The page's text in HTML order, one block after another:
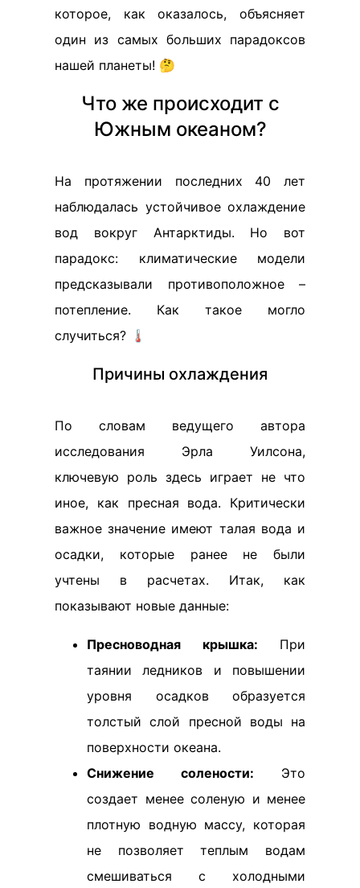
которое, как оказалось, объясняет
один из самых больших парадоксов
нашей планеты! 🤔
Что же происходит с
Южным океаном?
На протяжении последних 40 лет
наблюдалась устойчивое охлаждение
вод вокруг Антарктиды. Но вот
парадокс: климатические модели
предсказывали противоположное –
потепление. Как такое могло
случиться? 🌡️
Причины охлаждения
По словам ведущего автора
исследования Эрла Уилсона,
ключевую роль здесь играет не что
иное, как пресная вода. Критически
важное значение имеют талая вода и
осадки, которые ранее не были
учтены в расчетах. Итак, как
показывают новые данные:
Пресноводная крышка: При
таянии ледников и повышении
уровня осадков образуется
толстый слой пресной воды на
поверхности океана.
Снижение солености: Это
создает менее соленую и менее
плотную водную массу, которая
не позволяет теплым водам
смешиваться с холодными